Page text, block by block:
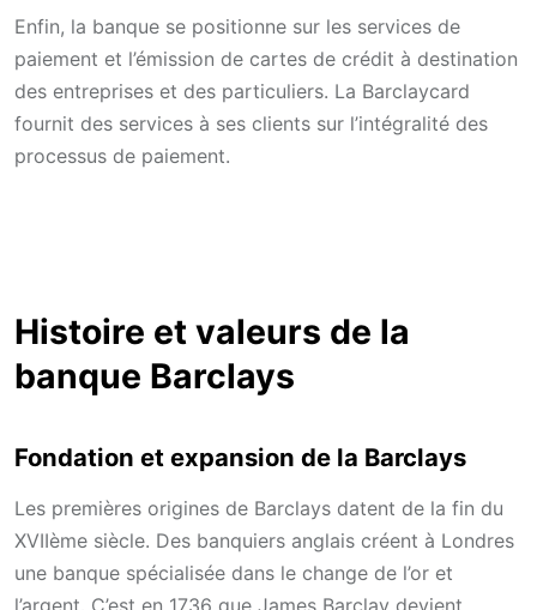
Enfin, la banque se positionne sur les services de
paiement et l’émission de cartes de crédit à destination
des entreprises et des particuliers. La Barclaycard
fournit des services à ses clients sur l’intégralité des
processus de paiement.
Histoire et valeurs de la
banque Barclays
Fondation et expansion de la Barclays
Les premières origines de Barclays datent de la fin du
XVIIème siècle. Des banquiers anglais créent à Londres
une banque spécialisée dans le change de l’or et
l’argent. C’est en 1736 que James Barclay devient